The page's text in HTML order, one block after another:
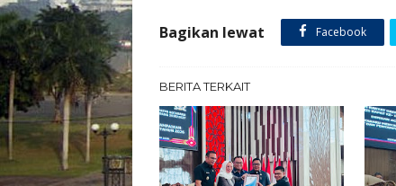
Bagikan lewat Facebook
BERITA TERKAIT